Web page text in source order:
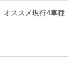
オススメ現行4車種